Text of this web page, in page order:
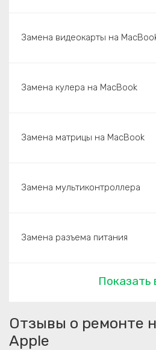
Замена видеокарты на
Замена кулера на MacBook
Замена матрицы на MacBook
Замена мультиконтроллера
Замена разъема питания
Показать
Отзывы о ремонте
Apple